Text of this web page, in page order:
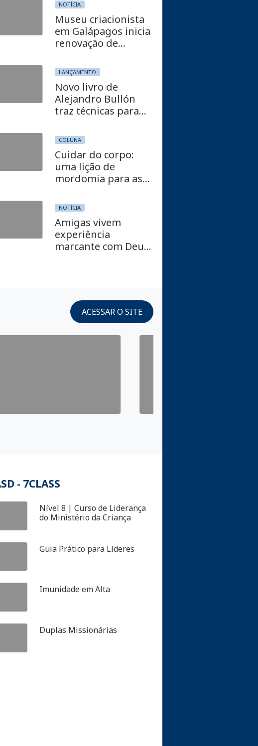
NOTÍCIA
Museu criacionista
em Galápagos inicia
renovação de
exposições
LANÇAMENTO
Novo livro de
Alejandro Bullón
traz técnicas para
COLUNA
Cuidar do corpo:
uma lição de
mordomia para as
NOTÍCIA
Amigas vivem
experiência
marcante com Deus
ACESSAR O SITE
- 7CLASS
Nível 8 | Curso de Liderança
do Ministério da Criança
Guia Prático para Líderes
Imunidade em Alta
Duplas Missionárias